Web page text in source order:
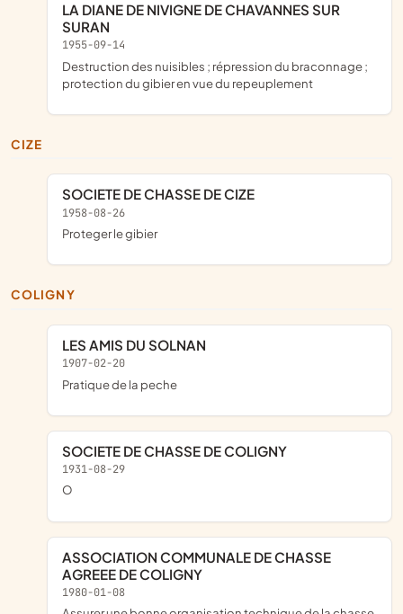
LA DIANE DE NIVIGNE DE CHAVANNES SUR
SURAN
1955-09-14
destruction des nuisibles ; répression du braconnage ;
protection du gibier en vue du repeuplement
CIZE
SOCIETE DE CHASSE DE CIZE
1958-08-26
proteger le gibier
COLIGNY
LES AMIS DU SOLNAN
1907-02-20
pratique de la peche
SOCIETE DE CHASSE DE COLIGNY
1931-08-29
o
ASSOCIATION COMMUNALE DE CHASSE
AGREEE DE COLIGNY
1980-01-08